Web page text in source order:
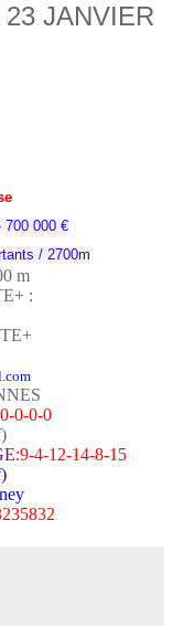
JANVIER
700 000 €
/ 2700m
m
:
0-0-0
:9-4-12-14-8-15